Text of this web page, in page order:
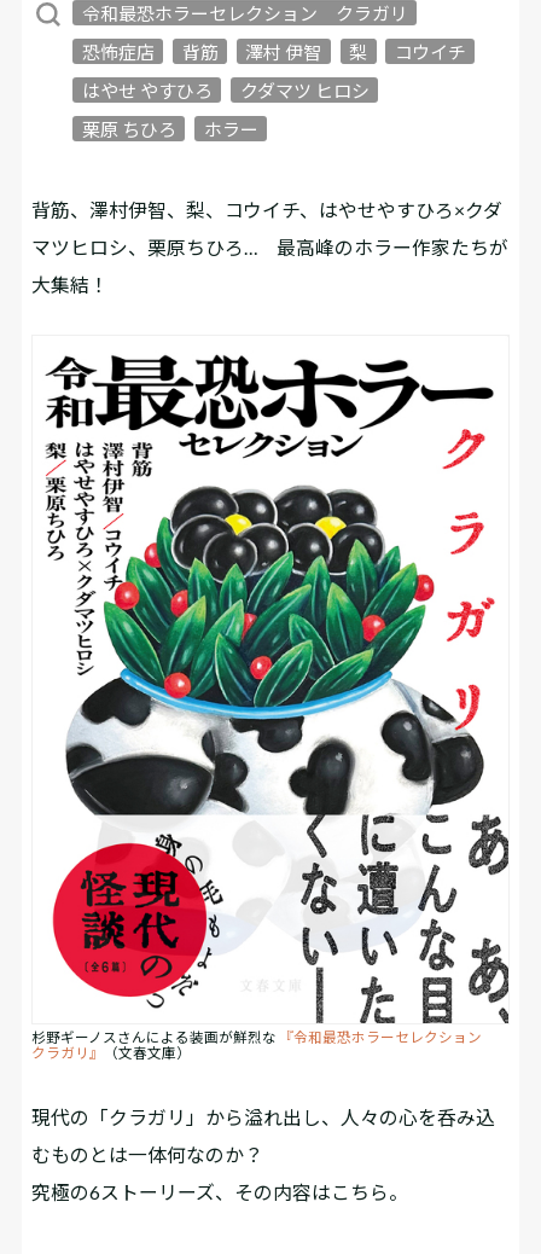
令和最恐ホラーセレクション クラガリ
恐怖症店
背筋 澤村 伊智 梨
コウイチ
はやせ やすひろ
クダマツ ヒロシ
栗原 ちひろ
ホラー
背筋、澤村伊智、梨、コウイチ、はやせやすひろ×クダ
マツヒロシ、栗原ちひろ… 最高峰のホラー作家たちが
大集結！
杉野ギーノスさんによる装画が鮮烈な
『令和最恐ホラーセレクション
クラガリ』
（文春文庫）
現代の「クラガリ」から溢れ出し、人々の心を呑み込
むものとは一体何なのか――？
究極の6ストーリーズ、その内容はこちら。